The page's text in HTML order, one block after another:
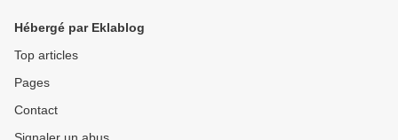
Hébergé par Eklablog
Top articles
Pages
Contact